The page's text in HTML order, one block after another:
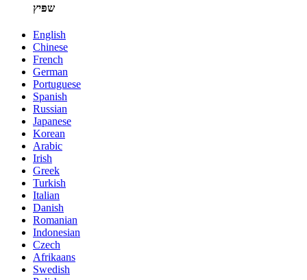
שפּיץ
English
Chinese
French
German
Portuguese
Spanish
Russian
Japanese
Korean
Arabic
Irish
Greek
Turkish
Italian
Danish
Romanian
Indonesian
Czech
Afrikaans
Swedish